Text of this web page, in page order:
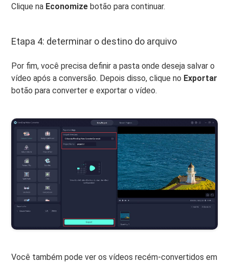
Clique na Economize botão para continuar.
Etapa 4: determinar o destino do arquivo
Por fim, você precisa definir a pasta onde deseja salvar o
vídeo após a conversão. Depois disso, clique no Exportar
botão para converter e exportar o vídeo.
Você também pode ver os vídeos recém-convertidos em